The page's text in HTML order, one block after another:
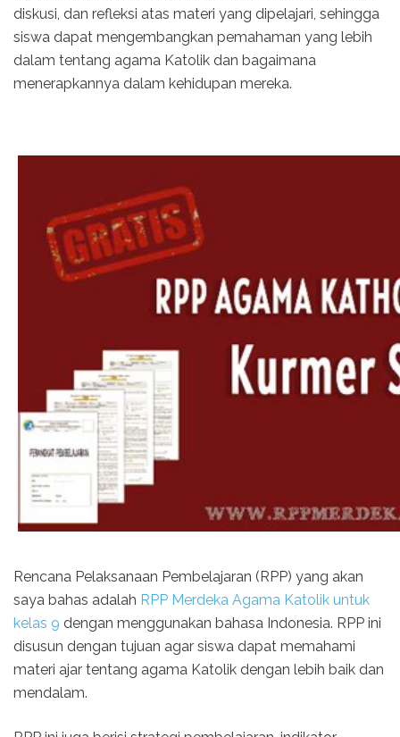
diskusi, dan refleksi atas materi yang dipelajari, sehingga
siswa dapat mengembangkan pemahaman yang lebih
dalam tentang agama Katolik dan bagaimana
menerapkannya dalam kehidupan mereka.
Rencana Pelaksanaan Pembelajaran (RPP) yang akan
saya bahas adalah RPP Merdeka Agama Katolik untuk
kelas 9 dengan menggunakan bahasa Indonesia. RPP ini
disusun dengan tujuan agar siswa dapat memahami
materi ajar tentang agama Katolik dengan lebih baik dan
mendalam.